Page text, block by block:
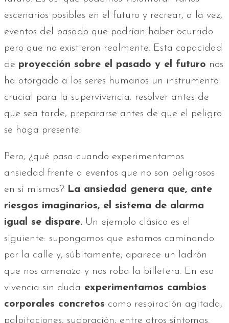
escenarios posibles en el futuro y recrear, a la vez,
eventos del pasado que podrían haber ocurrido
pero que no existieron realmente. Esta capacidad
de proyección sobre el pasado y el futuro nos
ha otorgado a los seres humanos un instrumento
crucial para la supervivencia: resolver antes de
que sea tarde, prepararse antes de que el peligro
se haga presente.
Pero, ¿qué pasa cuando experimentamos
ansiedad frente a eventos que no son peligrosos
en sí mismos? La ansiedad genera que, ante
riesgos imaginarios, el sistema de alarma
igual se dispare. Un ejemplo clásico es el
siguiente: supongamos que estamos caminando
por la calle y, súbitamente, aparece un ladrón
que nos amenaza y nos roba la billetera. En esa
vivencia sin duda experimentamos cambios
corporales concretos como respiración agitada,
palpitaciones, sudoración, entre otros síntomas.